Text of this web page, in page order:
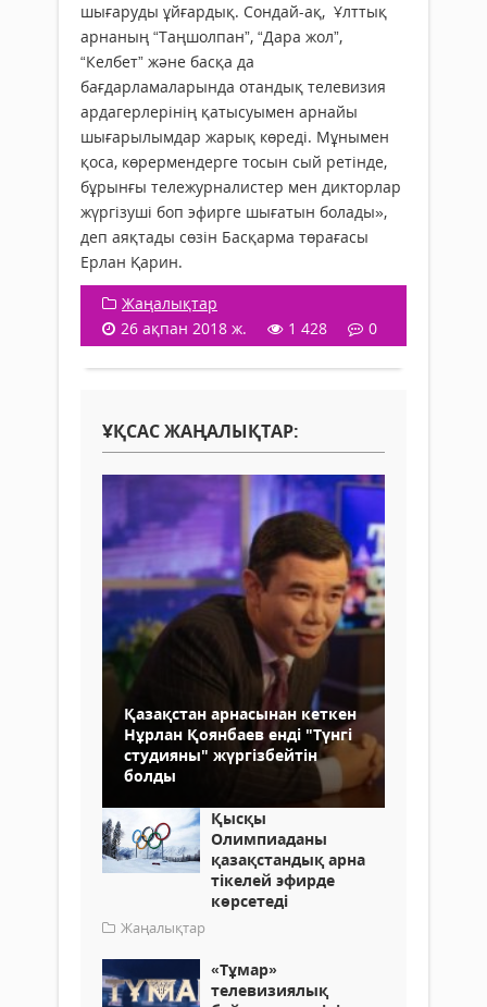
шығаруды ұйғардық. Сондай-ақ, Ұлттық
арнаның “Таңшолпан”, “Дара жол”,
“Келбет” және басқа да
бағдарламаларында отандық телевизия
ардагерлерінің қатысуымен арнайы
шығарылымдар жарық көреді. Мұнымен
қоса, көрермендерге тосын сый ретінде,
бұрынғы тележурналистер мен дикторлар
жүргізуші боп эфирге шығатын болады»,
деп аяқтады сөзін Басқарма төрағасы
Ерлан Қарин.
Жаңалықтар
26 ақпан 2018 ж.
1 428 0
ҰҚСАС ЖАҢАЛЫҚТАР:
Қазақстан арнасынан кеткен
Нұрлан Қоянбаев енді "Түнгі
студияны" жүргізбейтін
болды
Қысқы
Олимпиаданы
қазақстандық арна
тікелей эфирде
көрсетеді
Жаңалықтар
«Тұмар»
телевизиялық